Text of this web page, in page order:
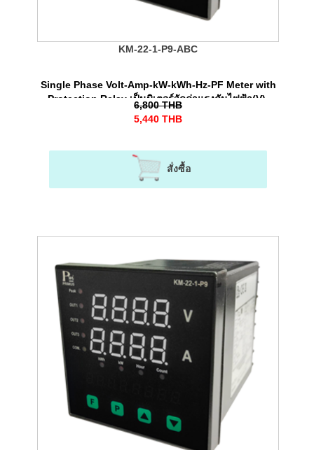
KM-22-1-P9-ABC
Single Phase Volt-Amp-kW-kWh-Hz-PF Meter with
Protection Relay เป็นมิเตอร์วัดค่าแรงดันไฟฟ้า(V),
กระแสไฟฟ้า(A), พลังงานไฟฟ้า (kWh) พร้อมทั้งรีเลย์
ป้องกันไฟตก-ไฟเกินได้ สําหรับระบบไฟ 1 เฟส
6,800 THB
5,440 THB
สั่งซื้อ